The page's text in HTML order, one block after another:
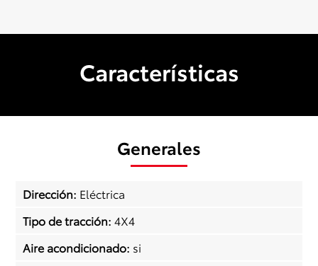
Características
Generales
Dirección: Eléctrica
Tipo de tracción:4X4
Aire acondicionado: si